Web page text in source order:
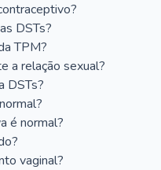
DSTs?
TPM?
a relação sexual?
DSTs?
é normal?
vaginal?